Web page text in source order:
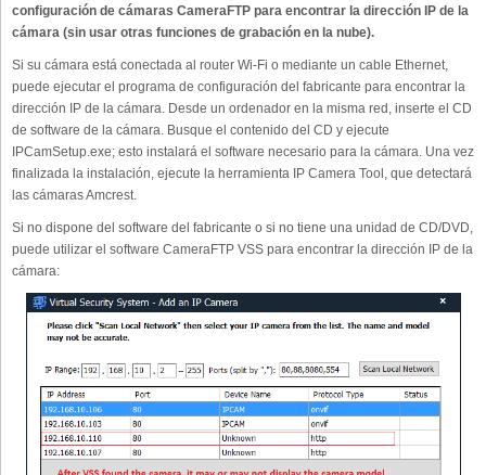
configuración de cámaras CameraFTP para encontrar la dirección IP de la
cámara (sin usar otras funciones de grabación en la nube).
Si su cámara está conectada al router Wi-Fi o mediante un cable Ethernet,
puede ejecutar el programa de configuración del fabricante para encontrar la
dirección IP de la cámara. Desde un ordenador en la misma red, inserte el CD
de software de la cámara. Busque el contenido del CD y ejecute
IPCamSetup.exe; esto instalará el software necesario para la cámara. Una vez
finalizada la instalación, ejecute la herramienta IP Camera Tool, que detectará
las cámaras Amcrest.
Si no dispone del software del fabricante o si no tiene una unidad de CD/DVD,
puede utilizar el software CameraFTP VSS para encontrar la dirección IP de la
cámara: